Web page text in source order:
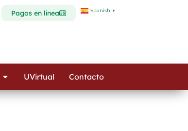
Pagos en línea Spanish ▼
Open Colaboradores
UVirtual Contacto